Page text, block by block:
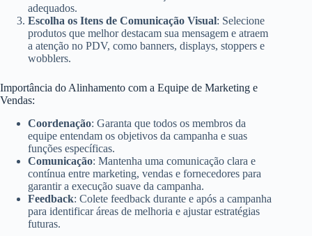
adequados.
Escolha os Itens de Comunicação Visual: Selecione
produtos que melhor destacam sua mensagem e atraem
a atenção no PDV, como banners, displays, stoppers e
wobblers.
Importância do Alinhamento com a Equipe de Marketing e
Vendas:
Coordenação: Garanta que todos os membros da
equipe entendam os objetivos da campanha e suas
funções específicas.
Comunicação: Mantenha uma comunicação clara e
contínua entre marketing, vendas e fornecedores para
garantir a execução suave da campanha.
Feedback: Colete feedback durante e após a campanha
para identificar áreas de melhoria e ajustar estratégias
futuras.